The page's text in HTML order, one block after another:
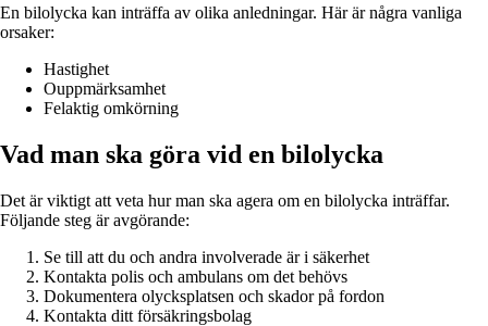
En bilolycka kan inträffa av olika anledningar. Här är några vanliga
orsaker:
Hastighet
Ouppmärksamhet
Felaktig omkörning
Vad man ska göra vid en bilolycka
Det är viktigt att veta hur man ska agera om en bilolycka inträffar.
Följande steg är avgörande:
Se till att du och andra involverade är i säkerhet
Kontakta polis och ambulans om det behövs
Dokumentera olycksplatsen och skador på fordon
Kontakta ditt försäkringsbolag